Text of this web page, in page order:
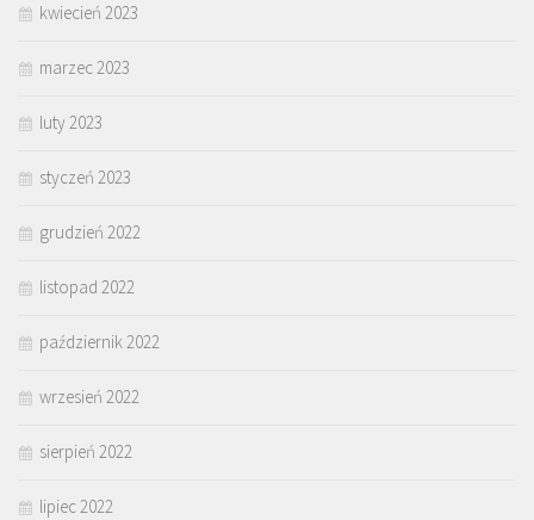
kwiecień 2023
marzec 2023
luty 2023
styczeń 2023
grudzień 2022
listopad 2022
październik 2022
wrzesień 2022
sierpień 2022
lipiec 2022